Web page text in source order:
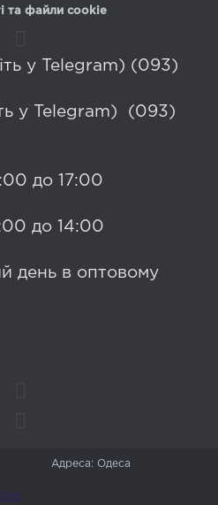
та файли cookie
у Telegram) (093)
у Telegram) (093)
до 17:00
до 14:00
день в оптовому
Адреса: Одеса